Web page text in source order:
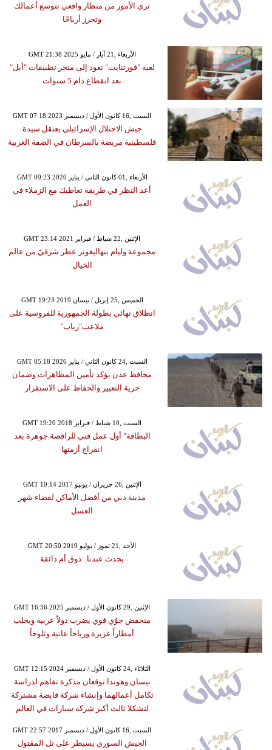
ترى الأمور من منظار واقعي تتوسع أعمالك
وتحرز أرباحًا
GMT 21:38 2025 الأربعاء ,21 أيار / مايو
لعبة "فورتنايت" تعود إلى متجر تطبيقات "أبل"
بعد انقطاع دام 5 سنوات
GMT 07:18 2023 السبت ,16 كانون الأول / ديسمبر
جيش الاحتلال الإسرائيلي يعتقل سيدة
فلسطينية مريضة بالسرطان في الضفة الغربية
GMT 09:23 2020 الأربعاء ,01 كانون الثاني / يناير
أعد النظر في طريقة تعاطيك مع الزملاء في
العمل
GMT 23:14 2021 الإثنين ,22 شباط / فبراير
مجموعة وليام بنهاليغونز عطر شرقيّ من عالم
الخيال
GMT 19:23 2019 الخميس ,25 إبريل / نيسان
انطلاق نهائي بطولة الجمهورية للفروسية على
ملاعب"رباب"
GMT 05:18 2026 السبت ,24 كانون الثاني / يناير
محافظ عدن يؤكد تأمين المظاهرات وضمان
حرية التعبير والحفاظ على الاستقرار
GMT 19:20 2018 السبت ,10 شباط / فبراير
البطاقة" أول عمل فني للراقصة جوهرة بعد
انفراج أزمتها
GMT 10:14 2017 الإثنين ,26 حزيران / يونيو
مدينة دبي من أفضل الأماكن لقضاء شهر
العسل
GMT 20:50 2019 الأحد ,21 تموز / يوليو
يحدث عندنا.. ذوق أم ذائقة
GMT 16:36 2025 الإثنين ,29 كانون الأول / ديسمبر
منخفض جوّي قوي يضرب دولاً عربية ويجلب
أمطاراً غزيرة ورياحاً عاتية وثلوجاً
GMT 12:15 2024 الثلاثاء ,24 كانون الأول / ديسمبر
نيسان وهوندا توقعان مذكرة تفاهم لدراسة
تكامل أعمالهما وإنشاء شركة قابضة مشتركة
لتشكلا ثالث أكبر شركة سيارات في العالم
GMT 22:57 2017 السبت ,16 كانون الأول / ديسمبر
الجيش السوري يسيطر على تل المقتول